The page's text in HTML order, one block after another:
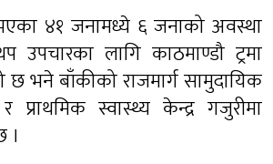
४१ जनामध्ये ६ जनाको अवस्था
उपचारका लागि काठमाण्डौ ट्रमा
छ भने बाँकीको राजमार्ग सामुदायिक
स्वास्थ्य केन्द्र गजुरीमा
।